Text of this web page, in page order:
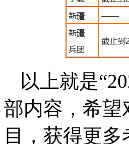
以上就是“
部内容，希望
目，获得更